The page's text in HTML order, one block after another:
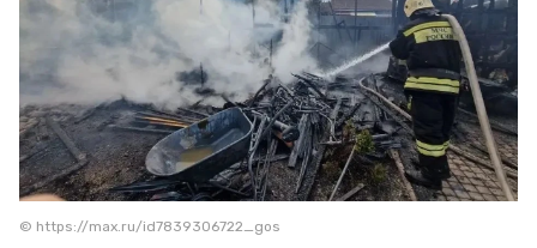
© https://max.ru/id7839306722_gos